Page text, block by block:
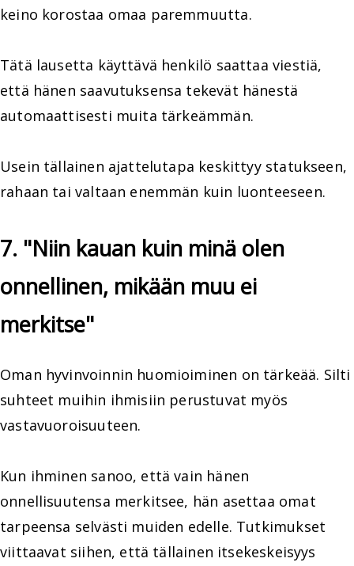
keino korostaa omaa paremmuutta.
Tätä lausetta käyttävä henkilö saattaa viestiä,
että hänen saavutuksensa tekevät hänestä
automaattisesti muita tärkeämmän.
Usein tällainen ajattelutapa keskittyy statukseen,
rahaan tai valtaan enemmän kuin luonteeseen.
7. "Niin kauan kuin minä olen
onnellinen, mikään muu ei
merkitse"
Oman hyvinvoinnin huomioiminen on tärkeää. Silti
suhteet muihin ihmisiin perustuvat myös
vastavuoroisuuteen.
Kun ihminen sanoo, että vain hänen
onnellisuutensa merkitsee, hän asettaa omat
tarpeensa selvästi muiden edelle. Tutkimukset
viittaavat siihen, että tällainen itsekeskeisyys